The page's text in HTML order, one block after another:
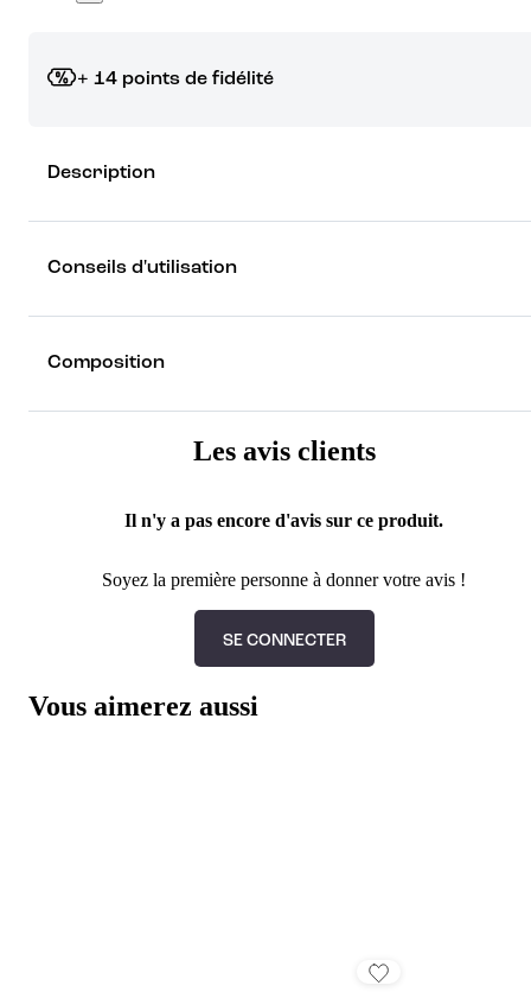
+ 14 points de fidélité
rêver !
Découvrez les récompenses
Description
Conseils d'utilisation
Composition
Les avis clients
Il n'y a pas encore d'avis sur ce produit.
Soyez la première personne à donner votre avis !
SE CONNECTER
Vous aimerez aussi